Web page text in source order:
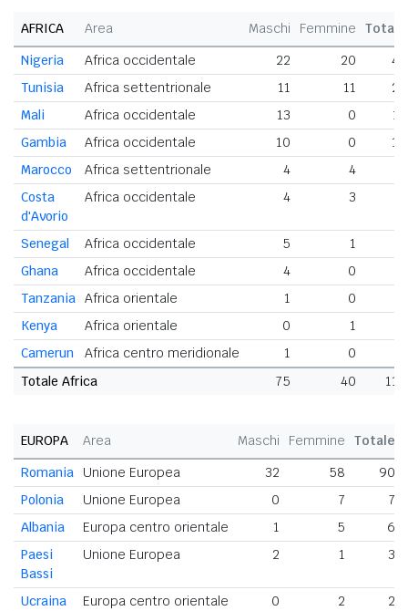
AFRICA Area Maschi Femmine
Totale
Nigeria
Africa occidentale 22 20
42
Tunisia
Africa settentrionale 11 11
22
Mali
Africa occidentale 13 0
13
Gambia
Africa occidentale 10 0
10
Marocco
Africa settentrionale 4 4
Costa
d'Avorio
Africa occidentale 4 3
Senegal Africa occidentale 5 1
Ghana
Africa occidentale 4 0
Tanzania Africa orientale 1 0
Kenya
Africa orientale 0 1
Camerun
Africa centro meridionale 1 0
Totale Africa
75 40 115
EUROPA Area Maschi Femmine
Totale
Romania
Unione Europea 32 58 90
Polonia
Unione Europea 0 7
7
Albania
Europa centro orientale 1 5
6
Paesi
Bassi
Unione Europea 2 1 3
Ucraina Europa centro orientale 0 2
2